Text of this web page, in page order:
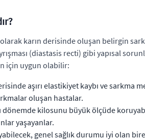
karın derisinde oluşan belirgin
(diastasis recti) gibi yapısal
için uygun olabilir:
aşırı elastikiyet kaybı ve sarkma
oluşan hastalar.
dönemde kilosunu büyük ölçüde
yaşayanlar.
genel sağlık durumu iyi olan